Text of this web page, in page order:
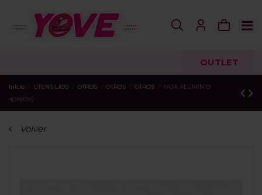
OUTLET
Inicio UTENSILIOS OTROS OTROS OTROS
FAJA ALUMINIO
40X60X5
Volver